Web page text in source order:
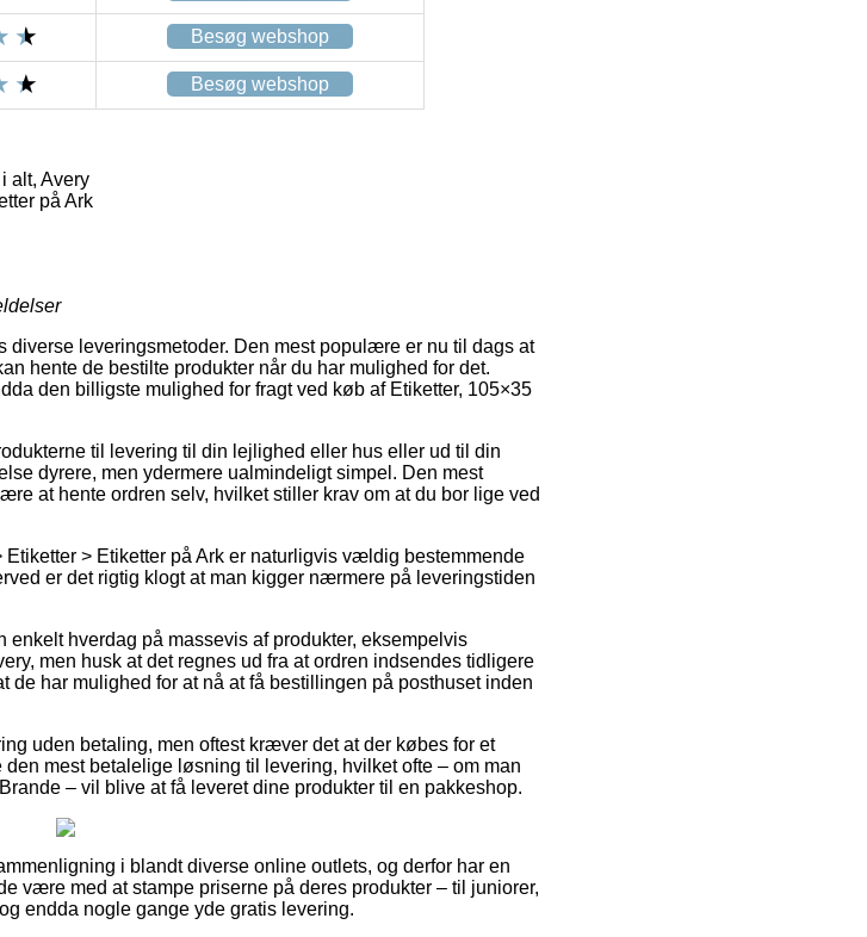
Besøg webshop
Besøg webshop
alt, Avery
på Ark
diverse leveringsmetoder. Den mest populære er nu til dags at
hente de bestilte produkter når du har mulighed for det.
den billigste mulighed for fragt ved køb af Etiketter, 105×35
til levering til din lejlighed eller hus eller ud til din
dyrere, men ydermere ualmindeligt simpel. Den mest
at hente ordren selv, hvilket stiller krav om at du bor lige ved
> Etiketter på Ark er naturligvis vældig bestemmende
er det rigtig klogt at man kigger nærmere på leveringstiden
hverdag på massevis af produkter, eksempelvis
men husk at det regnes ud fra at ordren indsendes tidligere
de har mulighed for at nå at få bestillingen på posthuset inden
uden betaling, men oftest kræver det at der købes for et
mest betalelige løsning til levering, hvilket ofte – om man
– vil blive at få leveret dine produkter til en pakkeshop.
i blandt diverse online outlets, og derfor har en
være med at stampe priserne på deres produkter – til juniorer,
endda nogle gange yde gratis levering.